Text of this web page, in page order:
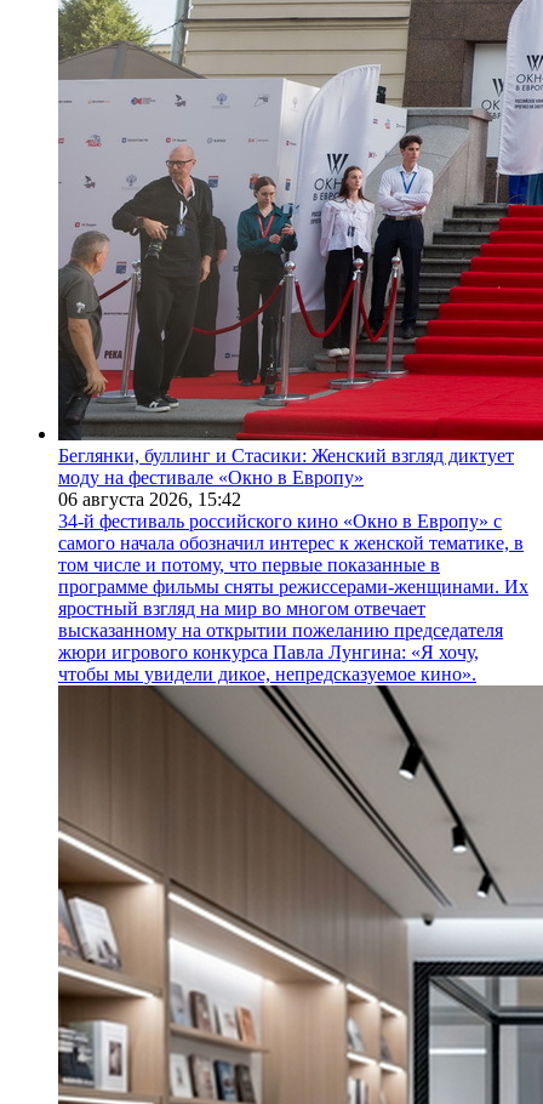
Беглянки, буллинг и Стасики: Женский взгляд диктует
моду на фестивале «Окно в Европу»
06 августа 2026, 15:42
34-й фестиваль российского кино «Окно в Европу» с
самого начала обозначил интерес к женской тематике, в
том числе и потому, что первые показанные в
программе фильмы сняты режиссерами-женщинами. Их
яростный взгляд на мир во многом отвечает
высказанному на открытии пожеланию председателя
жюри игрового конкурса Павла Лунгина: «Я хочу,
чтобы мы увидели дикое, непредсказуемое кино».